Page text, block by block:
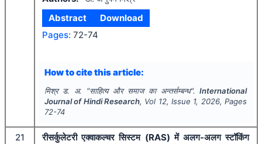
Abstract
Download
Pages: 72-74
How to cite this article:
मिश्र ड. अ. "साहित्य और समाज का अन्तर्सम्बन्ध".International
Journal of Hindi Research, Vol 12, Issue 1, 2026, Pages
72-74
21
रीसर्कुलेटरी एक्वाकल्चर सिस्टम (RAS) में अलग-अलग स्टॉकिंग